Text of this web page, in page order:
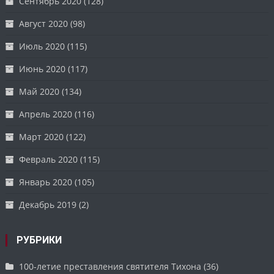
Август 2020 (98)
Июль 2020 (115)
Июнь 2020 (117)
Май 2020 (134)
Апрель 2020 (116)
Март 2020 (122)
Февраль 2020 (115)
Январь 2020 (105)
Декабрь 2019 (2)
РУБРИКИ
100-летие преставления святителя Тихона (36)